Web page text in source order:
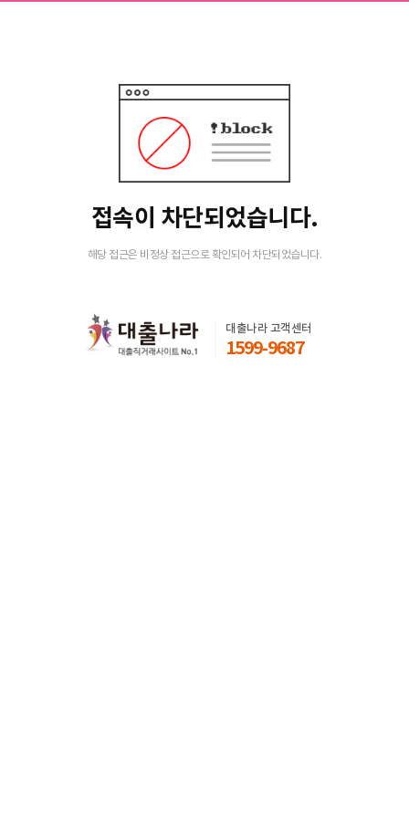
접속이 차단되었습니다.
해당 접근은 비정상 접근으로 확인되어 차단되었습니다.
대출나라 고객센터
1599-9687